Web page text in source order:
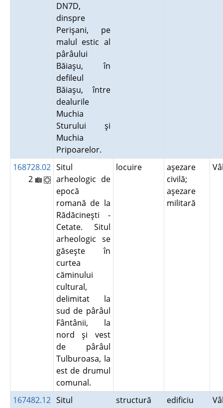
DN7D,
dinspre
Perişani, pe
malul estic al
pârâului
Băiaşu, în
defileul
Băiaşu, între
dealurile
Muchia
Sturului şi
Muchia
Pripoarelor.
168728.02
2
Situl
arheologic de
epocă
romană de la
Rădăcineşti -
Cetate. Situl
arheologic se
găseşte în
curtea
căminului
cultural,
delimitat la
sud de pârâul
Fântânii, la
nord şi vest
de pârâul
Tulburoasa, la
est de drumul
comunal.
locuire
aşezare
civilă;
aşezare
militară
167482.12 Situl
structură
edificiu